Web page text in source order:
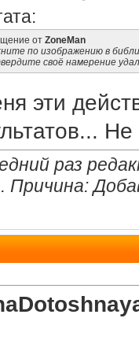
от ZoneMan
по изображению в
своё намерение
эти
раз
. Причина: